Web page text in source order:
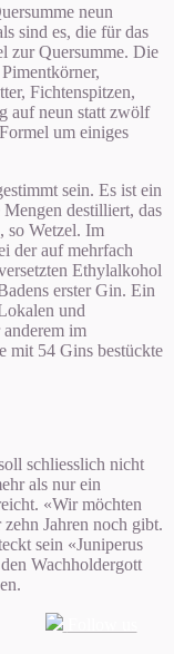
neun
sind es, die für das
zur Quersumme. Die
Fichtenspitzen,
auf neun statt zwölf
um einiges
sein. Es ist ein
destilliert, das
so Wetzel. Im
der auf mehrfach
Ethylalkohol
erster Gin. Ein
und
anderem im
mit 54 Gins bestückte
schliesslich nicht
als nur ein
«Wir möchten
Jahren noch gibt.
sein «Juniperus
Wachholdergott